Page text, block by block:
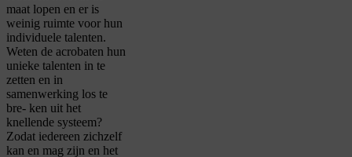
maat lopen en er is
weinig ruimte voor hun
individuele talenten.
Weten de acrobaten hun
unieke talenten in te
zetten en in
samenwerking los te
bre- ken uit het
knellende systeem?
Zodat iedereen zichzelf
kan en mag zijn en het